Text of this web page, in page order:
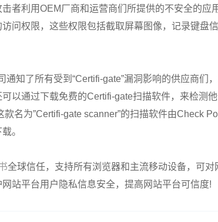
者利用OEM厂商和运营商们所提供的不安全的应
问权限，这些权限包括截取屏幕图像，记录键盘
通知了所有受到“Certifi-gate”漏洞影响的供应商们
以通过下载免费的Certifi-gate扫描软件，来检测
款名为”Certifi-gate scanner”的扫描软件由Check
。
全球信任，支持所有浏览器和主流移动设备，可
站平台用户隐私信息安全，提高网站平台可信度!